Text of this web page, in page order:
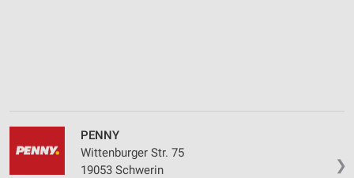
❯
PENNY
Wittenburger Str. 75
19053 Schwerin
Notwendig